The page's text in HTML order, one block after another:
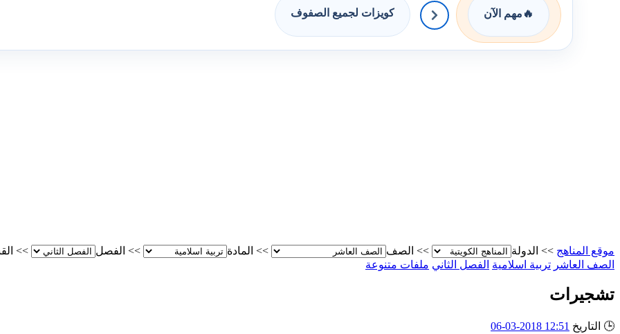
🔥 مهم الآن كويزات لجميع الصفوف
موقع المناهج >> الدولة >> الصف >> المادة >> الفصل >>
الصف العاشر تربية اسلامية الفصل الثاني ملفات متنوعة
تشجيرات
🕒 التاريخ 12:51 2018-03-06